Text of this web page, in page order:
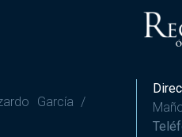
García /